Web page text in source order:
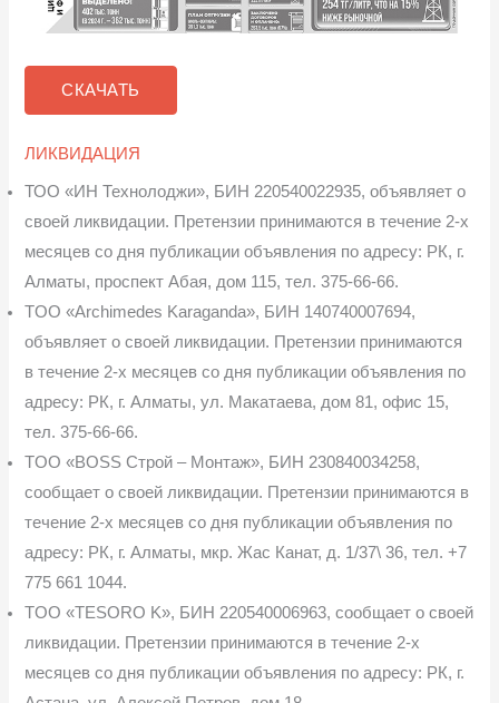
СКАЧАТЬ
ЛИКВИДАЦИЯ
ТОО «ИН Технолоджи», БИН 220540022935, объявляет о
своей ликвидации. Пре­тензии принимаются в течение 2-х
месяцев со дня публикации объявления по адресу: РК, г.
Алматы, проспект Абая, дом 115, тел. 375-66-66.
TOO «Archimedes Karaganda», БИН 140740007694,
объявляет о своей ликвидации. Претензии принимаются
в течение 2-х месяцев со дня публикации объявления по
адресу: РК, г. Алматы, ул. Макатаева, дом 81, офис 15,
тел. 375-66-66.
TOO «BOSS Строй – Монтаж», БИН 230840034258,
сообщает о своей ликвидации. Претензии принимаются в
течение 2-х месяцев со дня публикации объявления по
адресу: РК, г. Алматы, мкр. Жас Канат, д. 1/37\ 36, тел. +7
775 661 1044.
TOO «TESORO K», БИН 220540006963, сообщает о своей
ликвидации. Претензии принимаются в течение 2-х
месяцев со дня публикации объявления по адресу: РК, г.